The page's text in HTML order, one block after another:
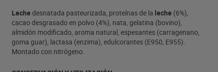
Leche desnatada pasteurizada, proteínas de la leche (6%),
cacao desgrasado en polvo (4%), nata, gelatina (bovino),
almidón modificado, aroma natural, espesantes (carragenano,
goma guar), lactasa (enzima), edulcorantes (E950, E955).
Montado con nitrógeno.